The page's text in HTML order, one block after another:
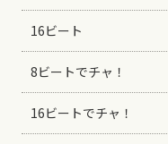
16ビート
8ビートでチャ！
16ビートでチャ！